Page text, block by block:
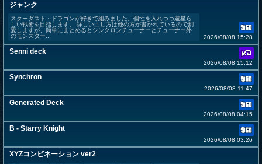
ジャンク
スターダスト・ドラゴンが好きで組みました。個性を入れつつ遊星ら
しい戦術を目指します。 詳しい回し方は他の方が書かれているので割
愛しますが、簡単にまとめるとシンクロンチューナーとチューナー外
のモンスター...
2026/08/08 15:28
Senni deck
2026/08/08 15:12
Synchron
2026/08/08 11:47
Generated Deck
2026/08/08 04:15
B - Starry Knight
2026/08/08 03:26
XYZコンビネーション ver2